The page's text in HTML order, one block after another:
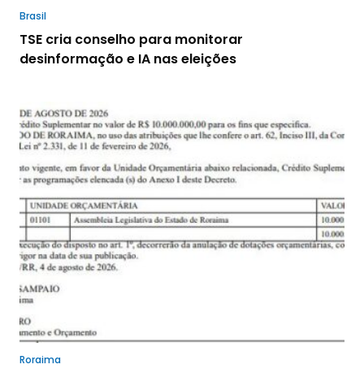
Brasil
TSE cria conselho para monitorar
desinformação e IA nas eleições
Roraima